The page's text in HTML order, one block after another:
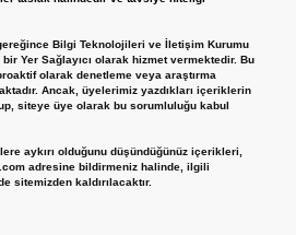
Bilgi Teknolojileri ve İletişim Kurumu
bir Yer Sağlayıcı olarak hizmet vermektedir. Bu
olarak denetleme veya araştırma
Ancak, üyelerimiz yazdıkları içeriklerin
siteye üye olarak bu sorumluluğu kabul
aykırı olduğunu düşündüğünüz içerikleri,
adresine bildirmeniz halinde, ilgili
sitemizden kaldırılacaktır.